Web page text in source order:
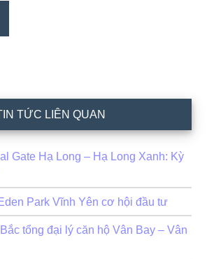
TỨC LIÊN QUAN
Gate Hạ Long – Hạ Long Xanh: Kỳ
Park Vĩnh Yên cơ hội đầu tư
tổng đại lý căn hộ Vân Bay – Vân